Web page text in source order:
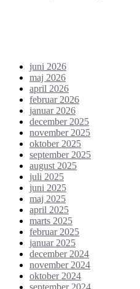
juni 2026
maj 2026
april 2026
februar 2026
januar 2026
december 2025
november 2025
oktober 2025
september 2025
august 2025
juli 2025
juni 2025
maj 2025
april 2025
marts 2025
februar 2025
januar 2025
december 2024
november 2024
oktober 2024
september 2024